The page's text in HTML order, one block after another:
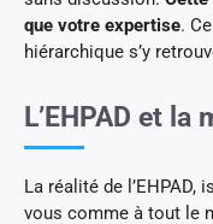
que votre expertise.
hiérarchique s’y
L’EHPAD et
La réalité de l’EHPAD,
vous comme à tout le